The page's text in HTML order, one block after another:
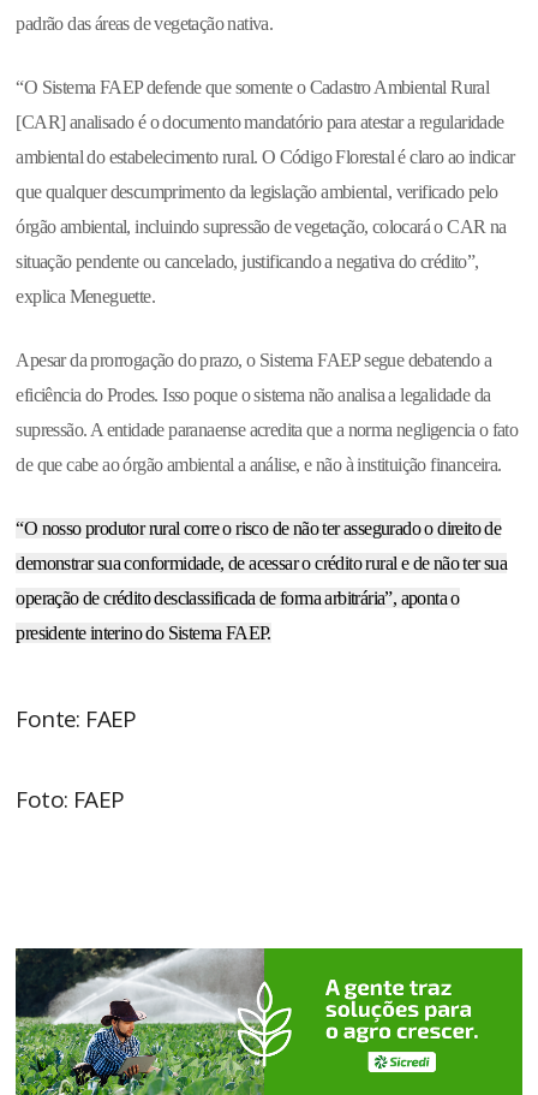
padrão das áreas de vegetação nativa.
“O Sistema FAEP defende que somente o Cadastro Ambiental Rural
[CAR] analisado é o documento mandatório para atestar a regularidade
ambiental do estabelecimento rural. O Código Florestal é claro ao indicar
que qualquer descumprimento da legislação ambiental, verificado pelo
órgão ambiental, incluindo supressão de vegetação, colocará o CAR na
situação pendente ou cancelado, justificando a negativa do crédito”,
explica Meneguette.
Apesar da prorrogação do prazo, o Sistema FAEP segue debatendo a
eficiência do Prodes. Isso poque o sistema não analisa a legalidade da
supressão. A entidade paranaense acredita que a norma negligencia o fato
de que cabe ao órgão ambiental a análise, e não à instituição financeira.
“O nosso produtor rural corre o risco de não ter assegurado o direito de
demonstrar sua conformidade, de acessar o crédito rural e de não ter sua
operação de crédito desclassificada de forma arbitrária”, aponta o
presidente interino do Sistema FAEP.
Fonte: FAEP
Foto: FAEP